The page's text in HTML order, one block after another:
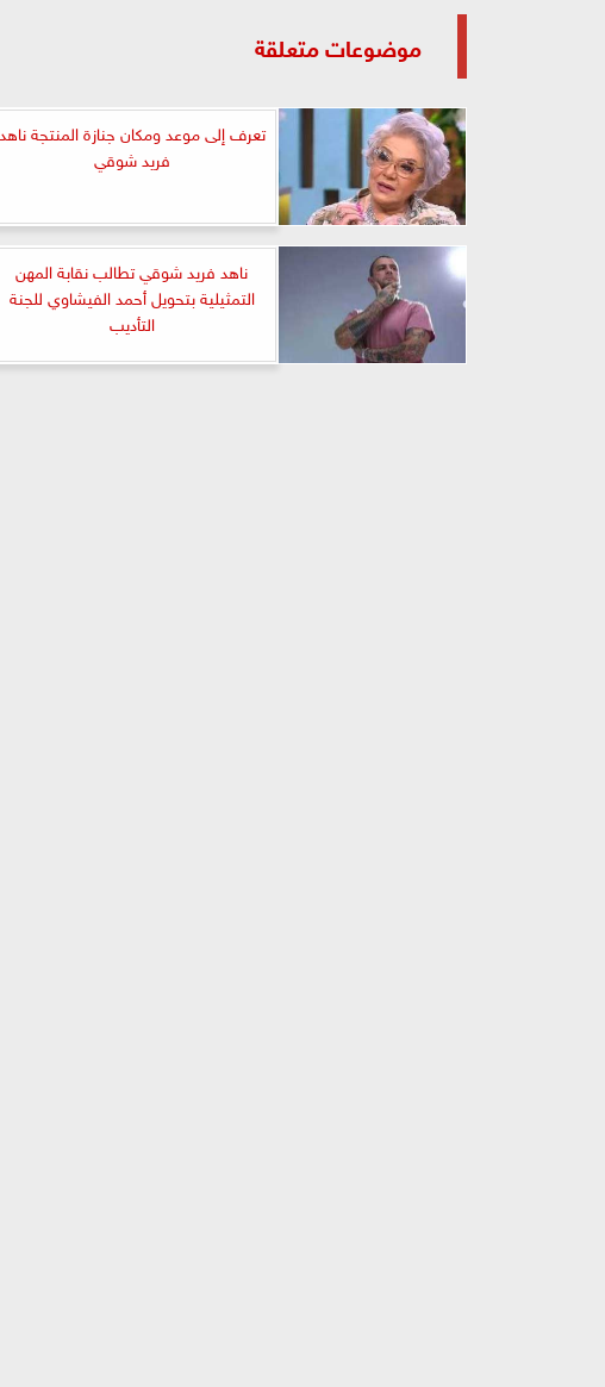
موضوعات متعلقة
تعرف إلى موعد ومكان جنازة المنتجة ناهد
فريد شوقي
ناهد فريد شوقي تطالب نقابة المهن
التمثيلية بتحويل أحمد الفيشاوي للجنة
التأديب